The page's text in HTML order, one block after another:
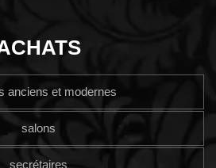
anciens et modernes
salons
secrétaires